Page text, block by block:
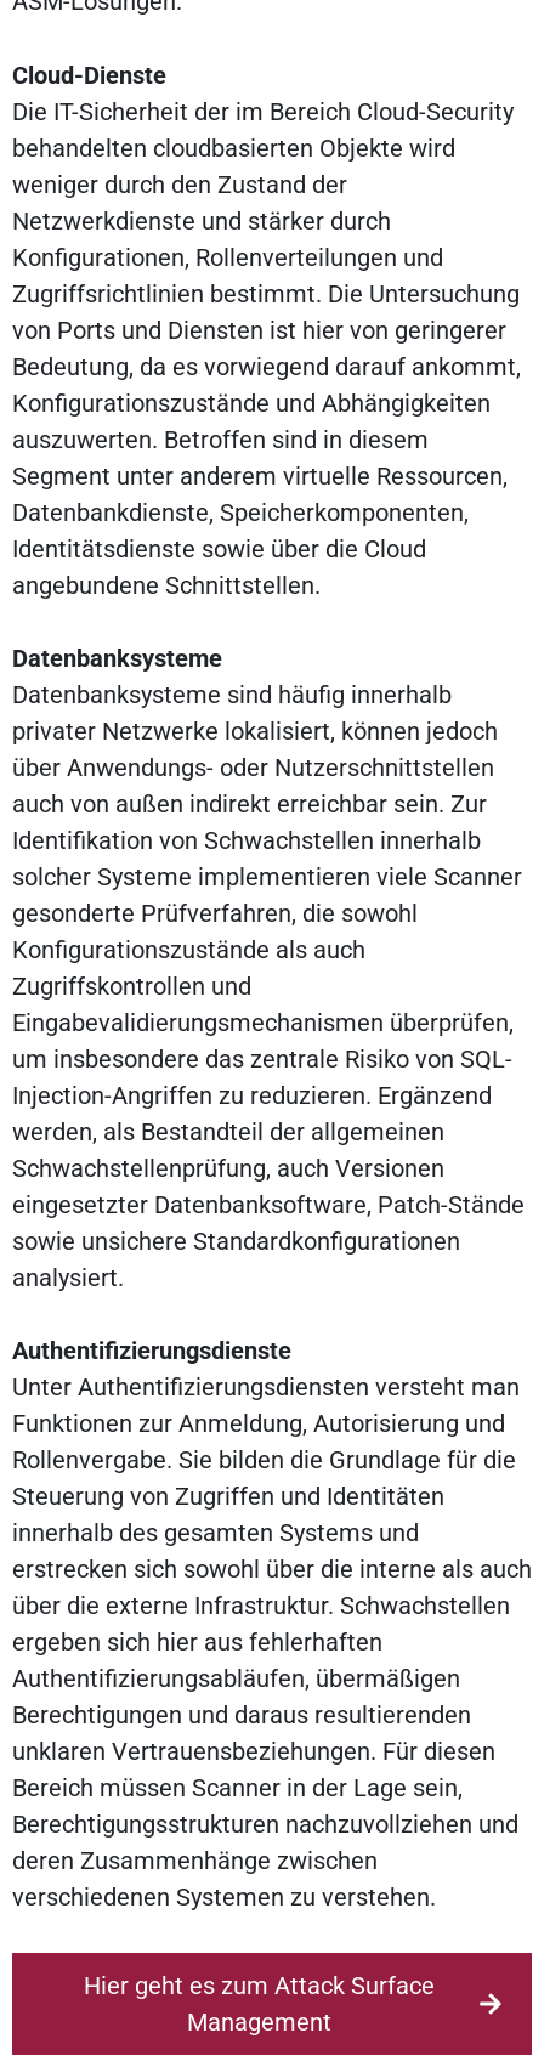
Cloud-Dienste
Die IT-Sicherheit der im Bereich Cloud-Security
behandelten cloudbasierten Objekte wird
weniger durch den Zustand der
Netzwerkdienste und stärker durch
Konfigurationen, Rollenverteilungen und
Zugriffsrichtlinien bestimmt. Die Untersuchung
von Ports und Diensten ist hier von geringerer
Bedeutung, da es vorwiegend darauf ankommt,
Konfigurationszustände und Abhängigkeiten
auszuwerten. Betroffen sind in diesem
Segment unter anderem virtuelle Ressourcen,
Datenbankdienste, Speicherkomponenten,
Identitätsdienste sowie über die Cloud
angebundene Schnittstellen.
Datenbanksysteme
Datenbanksysteme sind häufig innerhalb
privater Netzwerke lokalisiert, können jedoch
über Anwendungs- oder Nutzerschnittstellen
auch von außen indirekt erreichbar sein. Zur
Identifikation von Schwachstellen innerhalb
solcher Systeme implementieren viele Scanner
gesonderte Prüfverfahren, die sowohl
Konfigurationszustände als auch
Zugriffskontrollen und
Eingabevalidierungsmechanismen überprüfen,
um insbesondere das zentrale Risiko von SQL-
Injection-Angriffen zu reduzieren. Ergänzend
werden, als Bestandteil der allgemeinen
Schwachstellenprüfung, auch Versionen
eingesetzter Datenbanksoftware, Patch-Stände
sowie unsichere Standardkonfigurationen
analysiert.
Authentifizierungsdienste
Unter Authentifizierungsdiensten versteht man
Funktionen zur Anmeldung, Autorisierung und
Rollenvergabe. Sie bilden die Grundlage für die
Steuerung von Zugriffen und Identitäten
innerhalb des gesamten Systems und
erstrecken sich sowohl über die interne als auch
über die externe Infrastruktur. Schwachstellen
ergeben sich hier aus fehlerhaften
Authentifizierungsabläufen, übermäßigen
Berechtigungen und daraus resultierenden
unklaren Vertrauensbeziehungen. Für diesen
Bereich müssen Scanner in der Lage sein,
Berechtigungsstrukturen nachzuvollziehen und
deren Zusammenhänge zwischen
verschiedenen Systemen zu verstehen.
Hier geht es zum Attack Surface
Management